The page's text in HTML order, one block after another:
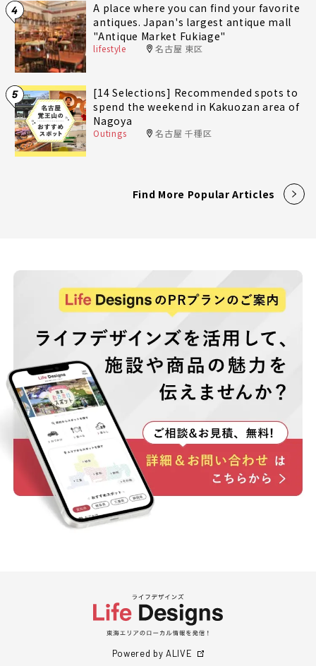
4
A place where you can find your favorite
antiques. Japan's largest antique mall
"Antique Market Fukiage"
lifestyle 名古屋 東区
5
[14 Selections] Recommended spots to
spend the weekend in Kakuozan area of
Nagoya
Outings 名古屋 千種区
Find More Popular Articles
Powered by ALIVE